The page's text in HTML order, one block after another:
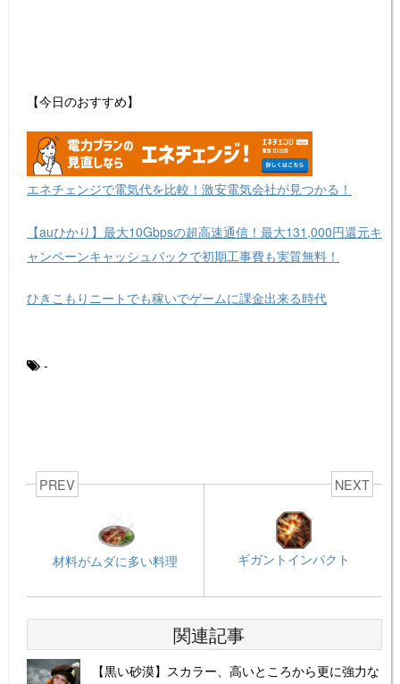
【今日のおすすめ】
エネチェンジで電気代を比較！激安電気会社が見つかる！
【auひかり】最大10Gbpsの超高速通信！最大131,000円還元キ
ャンペーンキャッシュバックで初期工事費も実質無料！
ひきこもりニートでも稼いでゲームに課金出来る時代
-
PREV
材料がムダに多い料理
NEXT
ギガントインパクト
関連記事
【黒い砂漠】スカラー、高いところから更に強力な